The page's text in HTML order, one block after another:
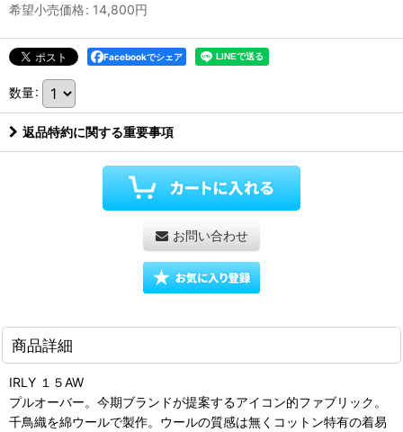
希望小売価格: 14,800円
Facebookでシェア
数量:
返品特約に関する重要事項
お問い合わせ
商品詳細
IRLY １５AW
プルオーバー。今期ブランドが提案するアイコン的ファブリック。
千鳥織を綿ウールで製作。ウールの質感は無くコットン特有の着易